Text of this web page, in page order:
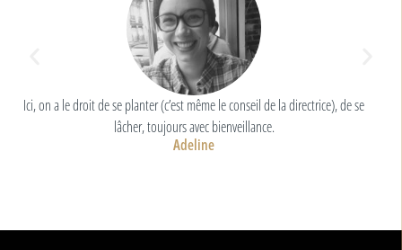
Ici, on a le droit de se planter (c’est même le conseil de la directrice), de se
lâcher, toujours avec bienveillance.
Adeline